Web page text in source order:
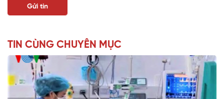
TIN CÙNG CHUYÊN MỤC